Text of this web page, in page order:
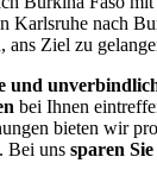
Karlsruhe nach
ans Ziel zu
und
bei Ihnen
bieten wir
Bei uns sparen